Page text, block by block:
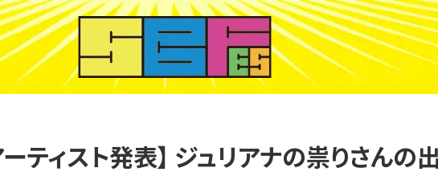
ーティスト発表】 ジュリアナの祟りさんの出